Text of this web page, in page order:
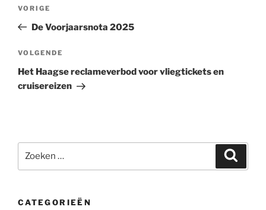
Vorig
bericht
VORIGE
De Voorjaarsnota 2025
Volgend
bericht
VOLGENDE
Het Haagse reclameverbod voor vliegtickets en
cruisereizen
naar:
CATEGORIEËN